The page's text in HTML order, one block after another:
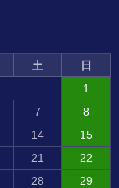
土 日
1
7
8
14
15
21
22
28
29